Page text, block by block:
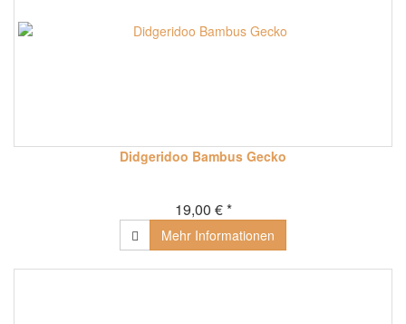
Didgeridoo Bambus Gecko
19,00 € *
Mehr Informationen